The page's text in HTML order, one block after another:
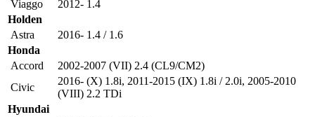
Viaggo
2012- 1.4
Holden
Astra
2016- 1.4 / 1.6
Honda
Accord
2002-2007 (VII) 2.4 (CL9/CM2)
Civic
2016- (X) 1.8i, 2011-2015 (IX) 1.8i / 2.0i, 2005-2010
(VIII) 2.2 TDi
Hyundai